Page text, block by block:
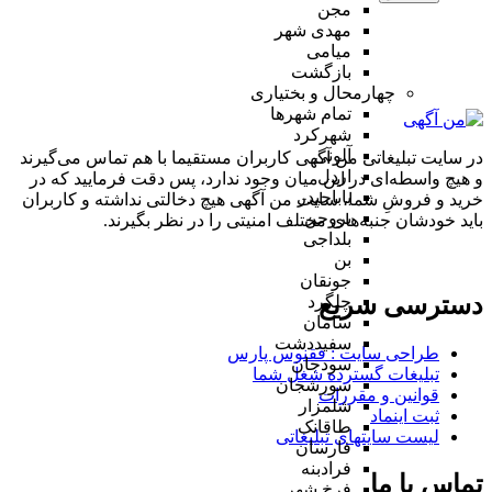
مجن
مهدی شهر
میامی
بازگشت
چهارمحال و بختیاری
تمام شهر‌ها
شهرکرد
آلونی
اردل
باباحیدر
بروجن
بلداجی
بن
جونقان
چلگرد
سامان
سفیددشت
سودجان
سورشجان
شلمزار
طاقانک
فارسان
فرادبنه
در سایت تبلیغاتی من آگهی کاربران مستقیما با هم تماس می‌گیرند
و هیچ واسطه‌ای در این میان وجود ندارد، پس دقت فرمایید که در
خرید و فروشِ شما، سایت من آگهی هیچ دخالتی نداشته و کاربران
باید خودشان جنبه‌های مختلف امنیتی را در نظر بگیرند.
دسترسی سریع
طراحی سایت :‌ ققنوس پارس
تبلیغات گسترده شغل شما
قوانین و مقررات
ثبت اینماد
لیست سایتهای تبلیغاتی
تماس با ما